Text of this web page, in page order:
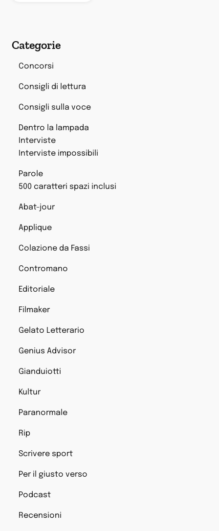
Categorie
Concorsi
Consigli di lettura
Consigli sulla voce
Dentro la lampada
Interviste
Interviste impossibili
Parole
500 caratteri spazi inclusi
Abat-jour
Applique
Colazione da Fassi
Contromano
Editoriale
Filmaker
Gelato Letterario
Genius Advisor
Gianduiotti
Kultur
Paranormale
Rip
Scrivere sport
Per il giusto verso
Podcast
Recensioni